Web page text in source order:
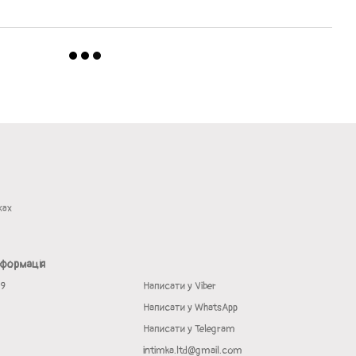
Написати у Viber
Написати у WhatsApp
Написати у Telegram
intimka.ltd@gmail.com